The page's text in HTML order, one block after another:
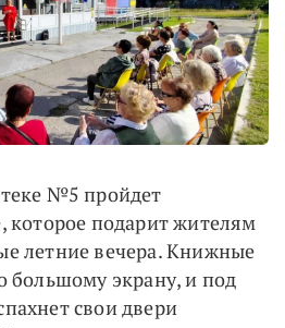
№5 пройдет
которое подарит жителям
летние вечера. Книжные
большому экрану, и под
свои двери